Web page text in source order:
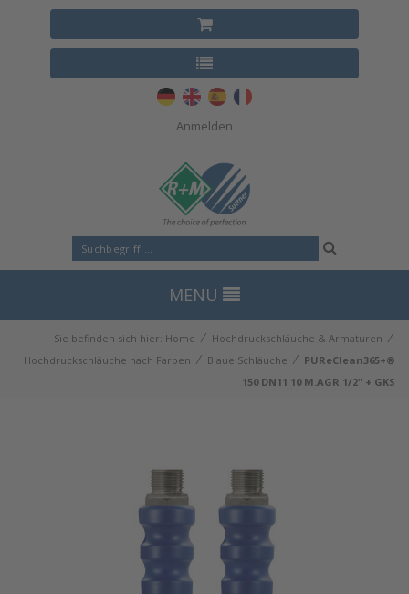
Anmelden
MENU
Sie befinden sich hier: Home ⁄ Hochdruckschläuche & Armaturen ⁄
Hochdruckschläuche nach Farben ⁄ Blaue Schläuche ⁄ PUReClean365+®
150 DN11 10 M.AGR 1/2" + GKS